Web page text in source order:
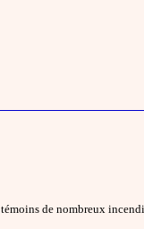
de nombreux